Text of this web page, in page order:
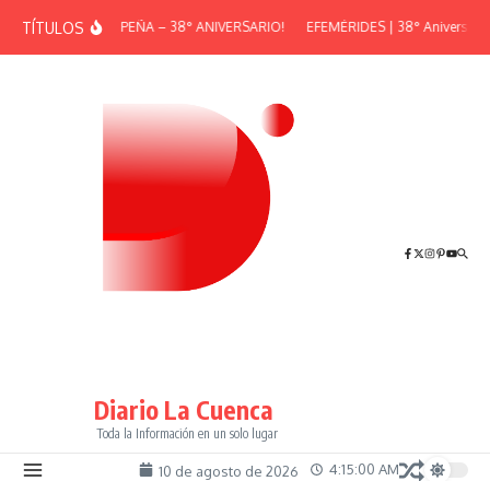
TÍTULOS¡GRAN PEÑA – 38° ANIVERSARIO! EFEMÉRIDES | 38°
Diario La Cuenca
Toda la Información en un solo lugar
10 de agosto de 2026 4:15:01 AM